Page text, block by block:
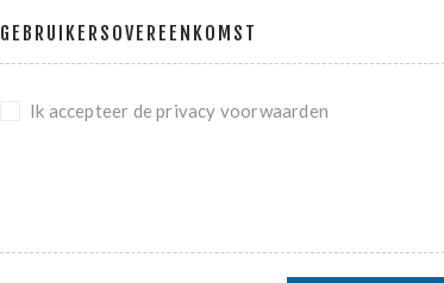
GEBRUIKERSOVEREENKOMST
Ik accepteer de privacy voorwaarden